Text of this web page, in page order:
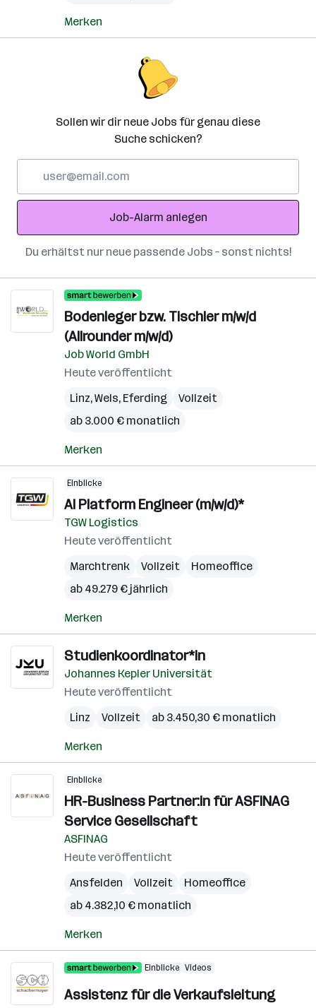
Merken
Sollen wir dir neue Jobs für genau diese
Suche schicken?
Adresse
Job-Alarm anlegen
Du erhältst nur neue passende Jobs – sonst nichts!
Bodenleger bzw. Tischler m/w/d
(Allrounder m/w/d)
Job World GmbH
Heute veröffentlicht
Linz,Wels, Eferding
Vollzeit
ab 3.000 € monatlich
Merken
Einblicke
AI Platform Engineer (m/w/d)*
TGW Logistics
Heute veröffentlicht
Marchtrenk
Vollzeit
Homeoffice
ab 49.279 € jährlich
Merken
Studienkoordinator*in
Johannes Kepler Universität
Heute veröffentlicht
Linz
Vollzeit ab 3.450,30 € monatlich
Merken
Einblicke
HR-Business Partner:in für ASFINAG
Service Gesellschaft
ASFINAG
Heute veröffentlicht
Ansfelden
Vollzeit
Homeoffice
ab 4.382,10 € monatlich
Merken
Einblicke Videos
Assistenz für die Verkaufsleitung